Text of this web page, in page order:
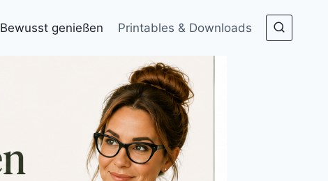
Bewusst genießen Printables & Downloads